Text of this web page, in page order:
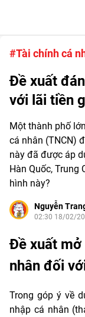
#Tài chính cá
Đề xuất
với lãi tiền
Một thành phố
cá nhân (TNCN)
này đã được áp
Hàn Quốc, Trung
hình này?
Nguyễn
02:30 18/02/
Đề xuất mở
nhân đối
Trong góp ý về
nhập cá nhân